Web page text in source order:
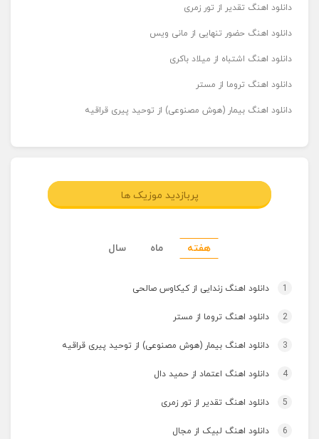
دانلود اهنگ تقدیر از تور زمری
دانلود اهنگ حضور تنهایی از مانی ویس
دانلود اهنگ اشتباه از میلاد باکری
دانلود اهنگ تروما از مستر
دانلود اهنگ بیمار (هوش مصنوعی) از توحید پیری قراقیه
پربازدید موزیک ها
هفته ماه سال
1 دانلود اهنگ زندایی از کیکاوس صالحی
2 دانلود اهنگ تروما از مستر
3 دانلود اهنگ بیمار (هوش مصنوعی) از توحید پیری قراقیه
4 دانلود اهنگ اعتماد از حمید دال
5 دانلود اهنگ تقدیر از تور زمری
6 دانلود اهنگ لبیک از مجال